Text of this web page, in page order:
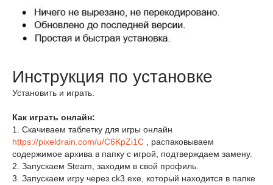
Инструкция по установке
Установить и играть.
Как играть онлайн:
1. Скачиваем таблетку для игры онлайн
https://pixeldrain.com/u/C6KpZi1C , распаковываем
содержимое архива в папку с игрой, подтверждаем замену.
2. Запускаем Steam, заходим в свой профиль.
3. Запускаем игру через ck3.exe, который находится в папке